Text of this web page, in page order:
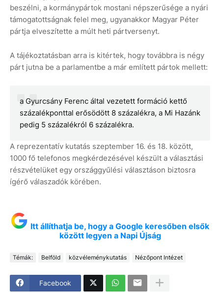
beszélni, a kormánypártok mostani népszerűsége a nyári
támogatottságnak felel meg, ugyanakkor Magyar Péter
pártja elveszítette a múlt heti pártversenyt.
A tájékoztatásban arra is kitértek, hogy továbbra is négy
párt jutna be a parlamentbe a már említett pártok mellett:
a Gyurcsány Ferenc által vezetett formáció kettő
százalékponttal erősödött 8 százalékra, a Mi Hazánk
pedig 5 százalékról 6 százalékra.
A reprezentatív kutatás szeptember 16. és 18. között,
1000 fő telefonos megkérdezésével készült a választási
részvételüket egy országgyűlési választáson biztosra
ígérő válaszadók körében.
Itt állíthatja be, hogy a Google keresőben elsők
között legyen a Napi Újság
Témák: Belföld közvéleménykutatás Nézőpont Intézet
Facebook